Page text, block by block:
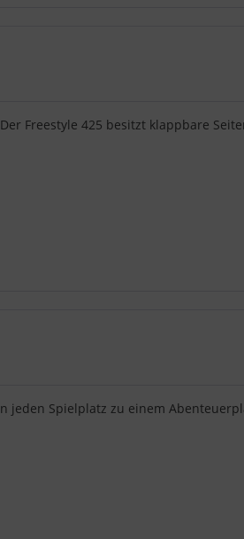
Freestyle 425 besitzt klappbare
jeden Spielplatz zu einem